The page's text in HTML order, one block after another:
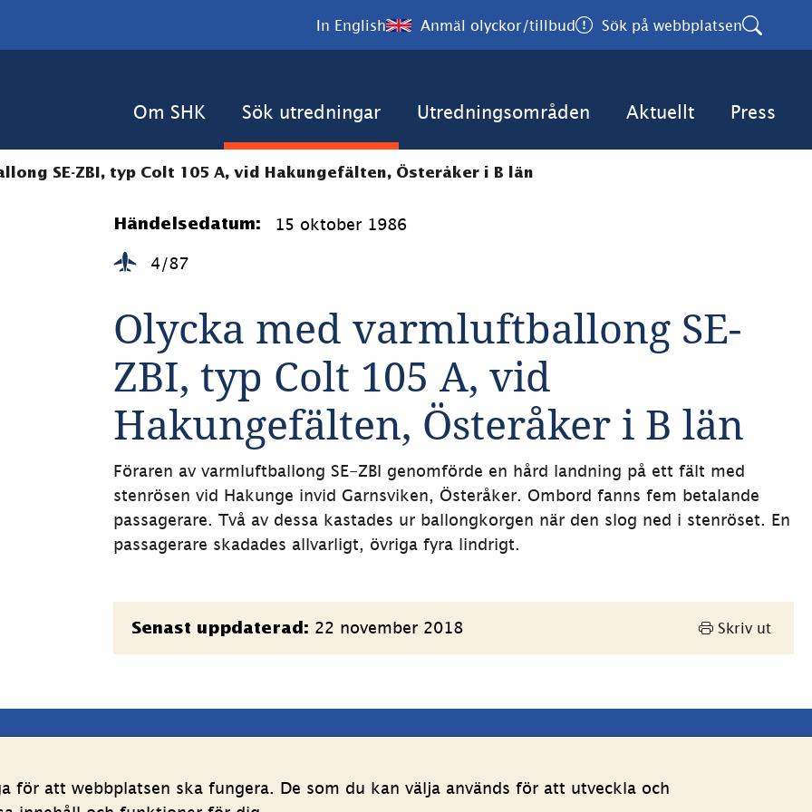
för att webbplatsen ska fungera. De som du kan välja används för att utveckla och
In English Anmäl olyckor/tillbud Sök på webbplatsen
Om SHK Sök utredningar Utredningsområden Aktuellt Press
SE-ZBI, typ Colt 105 A, vid Hakungefälten, Österåker i B län
Händelsedatum: 15 oktober 1986
4/87
Olycka med varmluftballong SE-
ZBI, typ Colt 105 A, vid
Hakungefälten, Österåker i B län
Föraren av varmluftballong SE-ZBI genomförde en hård landning på ett fält med
stenrösen vid Hakunge invid Garnsviken, Österåker. Ombord fanns fem betalande
passagerare. Två av dessa kastades ur ballongkorgen när den slog ned i stenröset. En
passagerare skadades allvarligt, övriga fyra lindrigt.
Sidinformation
Senast uppdaterad: 22 november 2018 Skriv ut